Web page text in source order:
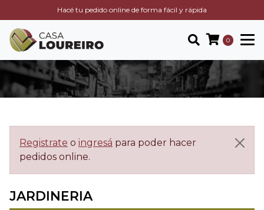
Hacé tu pedido online de forma fácil y rápida
0
Registrate o ingresá para poder hacer
pedidos online.
JARDINERIA